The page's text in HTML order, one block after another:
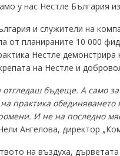
у нас Нестле България
и служители на
от планираните 10 000
Нестле
на Нестле и
бъдеще. А само
практика
И не на последно
Ангелова, директор
на въздуха,